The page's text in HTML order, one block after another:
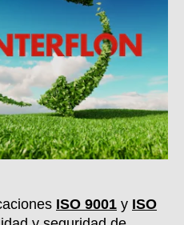
ISO 9001 y ISO